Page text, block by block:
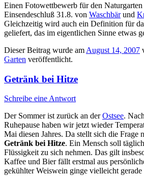
Einen Fotowettbewerb für den
Einsendeschluß 31.8. von Waschbärund
Gleichzeitig wird auch ein Definition für
geliefert, das im eigentlichen Sinne etwas
Dieser Beitrag wurde am August 14, 2007
Garten veröffentlicht.
Getränk bei Hitze
Schreibe eine Antwort
Der Sommer ist zurück an derOstsee.
Ruhepause haben wir jetzt wieder
Mai diesen Jahres. Da stellt sich die Frage
Getränk bei Hitze. Ein Mensch soll
Flüssigkeit zu sich nehmen. Das gilt
Kaffee und Bier fällt erstmal aus
gekühlter Weiswein ginge vielleicht